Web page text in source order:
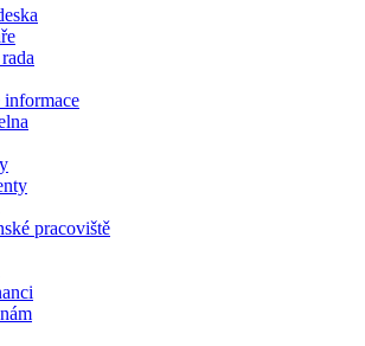
informace
pracoviště